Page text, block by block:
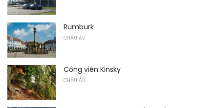
Rumburk
CHÂU ÂU
Công viên Kinsky
CHÂU ÂU